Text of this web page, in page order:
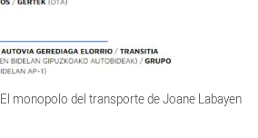
El monopolo del transporte de Joane Labayen